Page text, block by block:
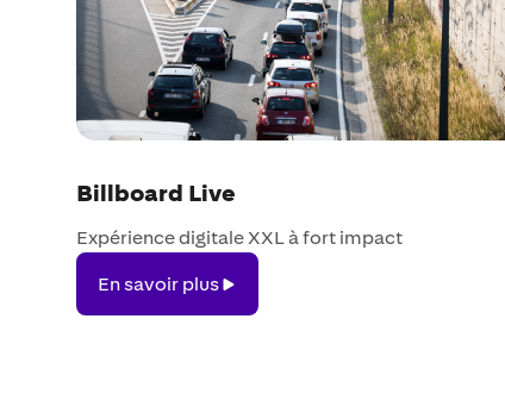
Billboard Live
Expérience digitale XXL à fort impact
savoir
En savoir plus